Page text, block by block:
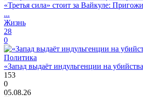
«Третья сила» стоит за Вайкуле:
...
Жизнь
28
0
Политика
«Запад выдаёт индульгенции на
153
0
05.08.26